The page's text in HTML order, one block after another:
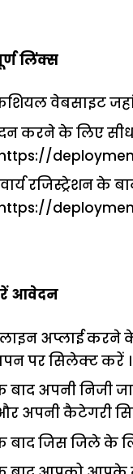
लिंक्स
वेबसाइट
करने के लिए
रजिस्ट्रेशन के
आवेदन
अप्लाई करने
पर सिलेक्ट करें ।
अपनी निजी
अपनी कैटेगरी
जिस जिले के